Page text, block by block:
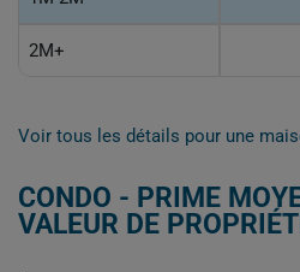
2M+
Voir tous les détails pour une
CONDO - PRIME
VALEUR DE